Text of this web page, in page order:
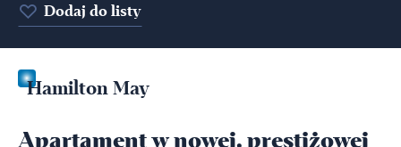
Dodaj do listy
Hamilton May